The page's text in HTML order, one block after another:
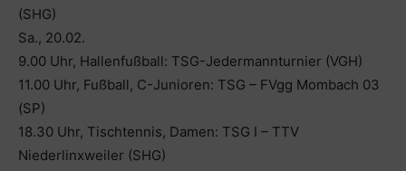
(SHG)
Sa., 20.02.
9.00 Uhr, Hallenfußball: TSG-Jedermannturnier (VGH)
11.00 Uhr, Fußball, C-Junioren: TSG – FVgg Mombach 03
(SP)
18.30 Uhr, Tischtennis, Damen: TSG I – TTV
Niederlinxweiler (SHG)